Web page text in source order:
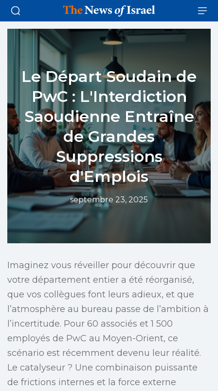
Le Départ Soudain de
PwC : L'Interdiction
Saoudienne Entraîne
de Grandes
Suppressions
d'Emplois
septembre 23, 2025
Imaginez vous réveiller pour découvrir que
votre département entier a été réorganisé,
que vos collègues font leurs adieux, et que
l’atmosphère au bureau passe de l’ambition à
l’incertitude. Pour 60 associés et 1 500
employés de PwC au Moyen-Orient, ce
scénario est récemment devenu leur réalité.
Le catalyseur ? Une combinaison puissante
de frictions internes et la force externe